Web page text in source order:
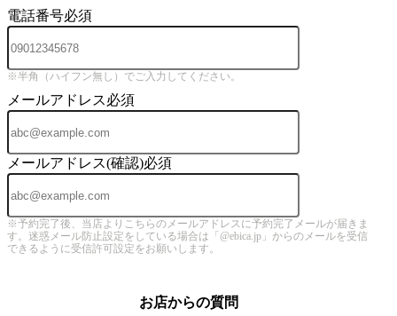
電話番号必須
※半角（ハイフン無し）でご入力してください。
メールアドレス必須
メールアドレス(確認)必須
※予約完了後、当店よりこちらのメールアドレスに予約完了メールが届きま
す。迷惑メール防止設定をしている場合は「@ebica.jp」からのメールを受信
できるように受信許可設定をお願いします。
お店からの質問